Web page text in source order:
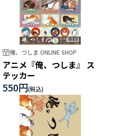
俺、つしま ONLINE SHOP
アニメ『俺、つしま』 ス
テッカー
550円